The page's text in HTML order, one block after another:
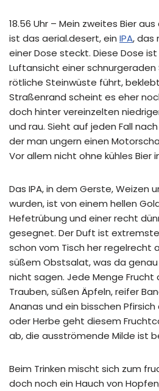
18.56 Uhr – Mein zweites Bier
ist das aerial.desert, ein IPA, das
einer Dose steckt. Diese Dose
Luftansicht einer
rötliche Steinwüste führt,
Straßenrand scheint es eher
doch hinter vereinzelten
und rau. Sieht auf jeden Fall
der man ungern einen
Vor allem nicht ohne kühles Bier
Das IPA, in dem Gerste, Weizen
wurden, ist von einem hellen
Hefetrübung und einer recht
gesegnet. Der Duft ist
schon vom Tisch her regelrecht
süßem Obstsalat, was da genau
nicht sagen. Jede Menge Frucht
Trauben, süßen Äpfeln, reifer
Ananas und ein bisschen Pfirsich
oder Herbe geht diesem
ab, die ausströmende Milde ist
Beim Trinken mischt sich zum
doch noch ein Hauch von